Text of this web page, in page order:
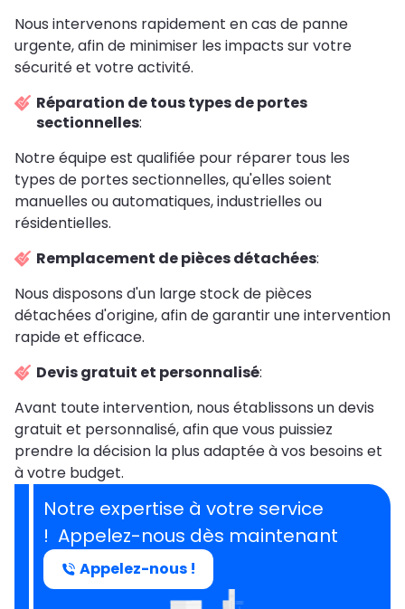
Nous intervenons rapidement en cas de panne
urgente, afin de minimiser les impacts sur votre
sécurité et votre activité.
Réparation de tous types de portes
sectionnelles:
Notre équipe est qualifiée pour réparer tous les
types de portes sectionnelles, qu'elles soient
manuelles ou automatiques, industrielles ou
résidentielles.
Remplacement de pièces détachées:
Nous disposons d'un large stock de pièces
détachées d'origine, afin de garantir une intervention
rapide et efficace.
Devis gratuit et personnalisé:
Avant toute intervention, nous établissons un devis
gratuit et personnalisé, afin que vous puissiez
prendre la décision la plus adaptée à vos besoins et
à votre budget.
Notre expertise à votre service
! Appelez-nous dès maintenant
Appelez-nous !